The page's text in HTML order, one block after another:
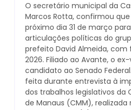
O secretário municipal da
Marcos Rotta, confirmou
próximo dia 31 de março
articulações políticas do
prefeito David Almeida, com
2026. Filiado ao Avante, o
candidato ao Senado
feita durante entrevista à
dos trabalhos legislativos da
de Manaus (CMM),